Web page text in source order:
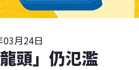
03月24日
頭」仍氾濫